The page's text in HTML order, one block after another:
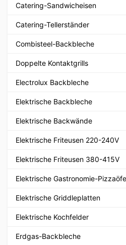
Catering-Sandwicheisen
Catering-Tellerständer
Combisteel-Backbleche
Doppelte Kontaktgrills
Electrolux Backbleche
Elektrische Backbleche
Elektrische Backwände
Elektrische Friteusen 220-240V
Elektrische Friteusen 380-415V
Elektrische Gastronomie-
Elektrische Griddleplatten
Elektrische Kochfelder
Erdgas-Backbleche